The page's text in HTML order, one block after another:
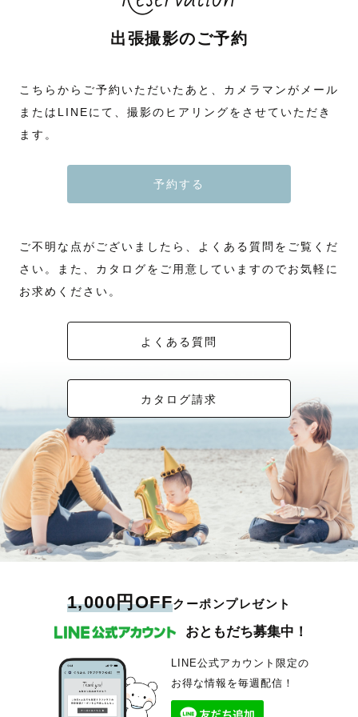
出張撮影のご予約
こちらからご予約いただいたあと、カメラマンがメール
またはLINEにて、撮影のヒアリングをさせていただき
ます。
予約する
ご不明な点がございましたら、よくある質問をご覧くだ
さい。また、カタログをご用意していますのでお気軽に
お求めください。
よくある質問
カタログ請求
1,000円OFFクーポンプレゼント
おともだち募集中！
LINE公式アカウント限定の
お得な情報を毎週配信！